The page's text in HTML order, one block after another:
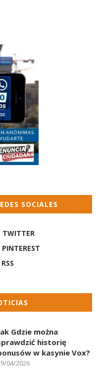
SOCIALES
TWITTER
PINTEREST
RSS
Gdzie można
historię
w kasynie Vox?
04/2026